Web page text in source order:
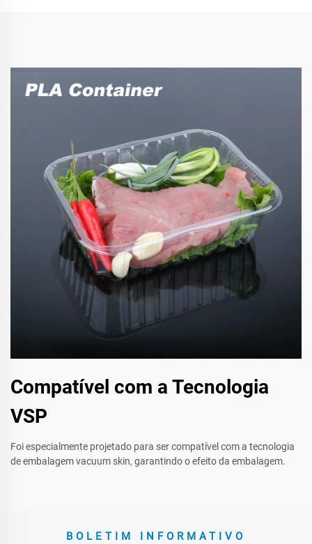
Compatível com a Tecnologia
VSP
Foi especialmente projetado para ser compatível com a tecnologia
de embalagem vacuum skin, garantindo o efeito da embalagem.
BOLETIM INFORMATIVO